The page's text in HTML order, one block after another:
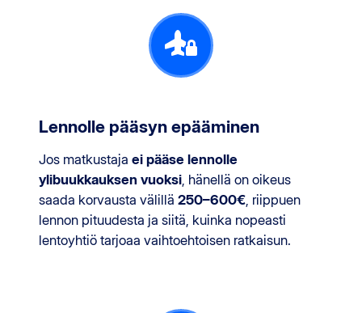
Lennolle pääsyn epääminen
Jos matkustaja ei pääse lennolle
ylibuukkauksen vuoksi , hänellä on oikeus
saada korvausta välillä 250–600€ , riippuen
lennon pituudesta ja siitä, kuinka nopeasti
lentoyhtiö tarjoaa vaihtoehtoisen ratkaisun.